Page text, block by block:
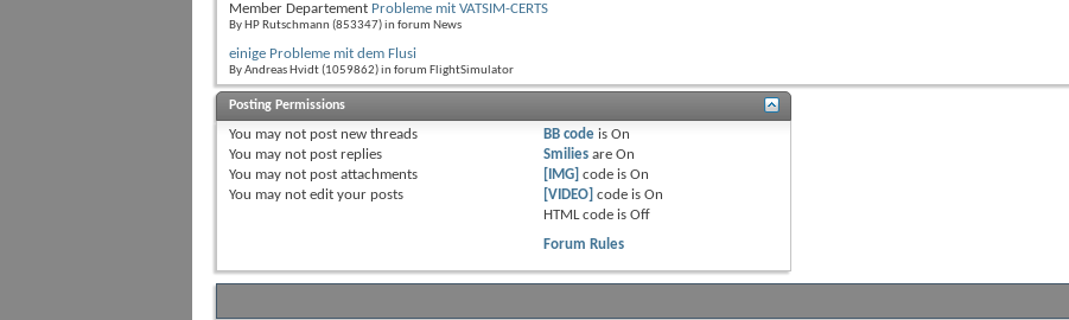
Member Departement Probleme mit VATSIM-CERTS
By HP Rutschmann (853347) in forum News
einige Probleme mit dem Flusi
By Andreas Hvidt (1059862) in forum FlightSimulator
Posting Permissions
You may not post new threads
You may not post replies
You may not post attachments
You may not edit your posts
BB codeis On
Smiliesare On
[IMG] code is On
[VIDEO] code is On
HTML code is Off
Forum Rules